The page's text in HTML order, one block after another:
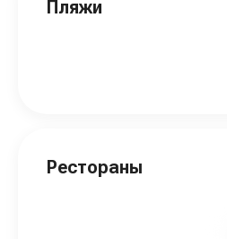
Пляжи
Рестораны